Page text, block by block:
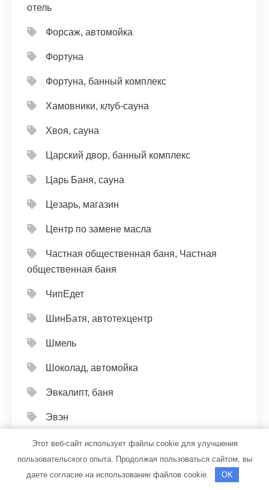
отель
Форсаж, автомойка
Фортуна
Фортуна, банный комплекс
Хамовники, клуб-сауна
Хвоя, сауна
Царский двор, банный комплекс
Царь Баня, сауна
Цезарь, магазин
Центр по замене масла
Частная общественная баня, Частная
общественная баня
ЧипЕдет
ШинБатя, автотехцентр
Шмель
Шоколад, автомойка
Эвкалипт, баня
Эвэн
Эдельвейс, банный комплекс
Эдельвейс, банный комплекс
Этот веб-сайт использует файлы cookie для улучшения
пользовательского опыта. Продолжая пользоваться сайтом, вы
даете согласие на использование файлов cookie.
OK